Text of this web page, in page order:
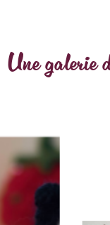
Une galerie